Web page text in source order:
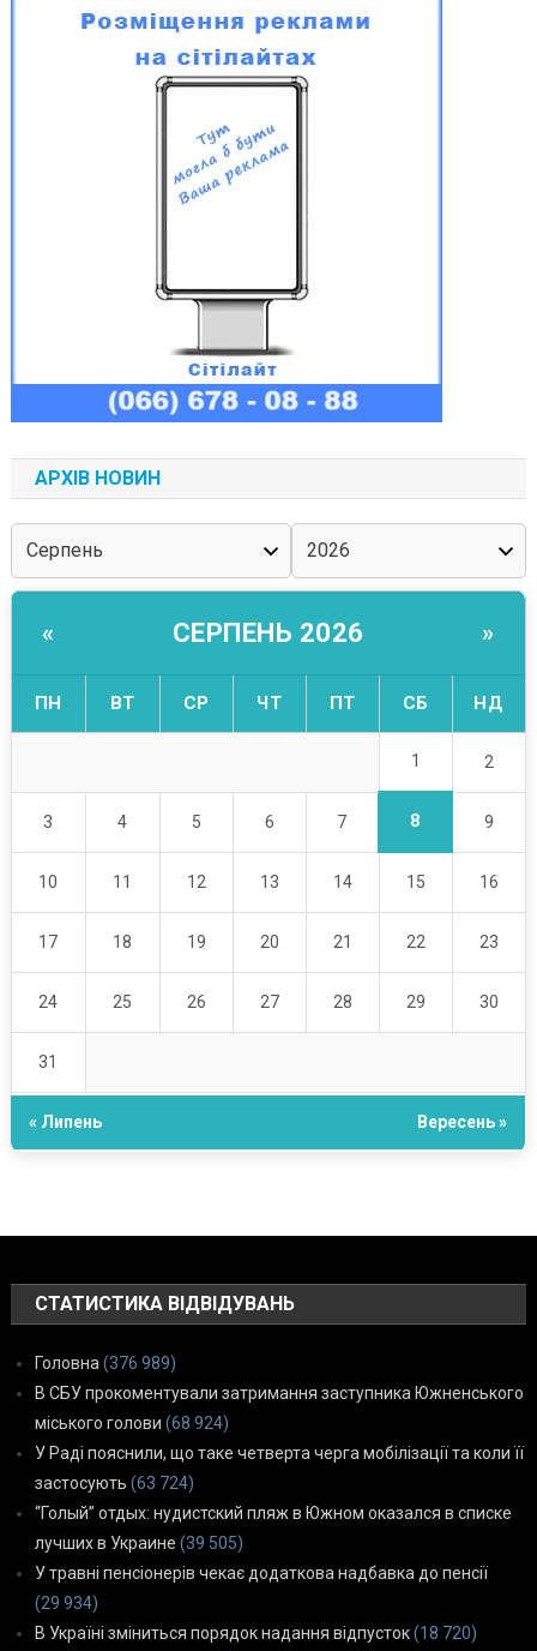
АРХІВ НОВИН
« СЕРПЕНЬ 2026 »
ПН ВТ СР ЧТ ПТ СБ НД
1 2
3 4 5 6 7 8 9
10 11 12 13 14 15 16
17 18 19 20 21 22 23
24 25 26 27 28 29 30
31
« Липень Вересень »
СТАТИСТИКА ВІДВІДУВАНЬ
Головна (376 989)
В СБУ прокоментували затримання заступника Южненського
міського голови (68 924)
У Раді пояснили, що таке четверта черга мобілізації та коли її
застосують (63 724)
“Голый” отдых: нудистский пляж в Южном оказался в списке
лучших в Украине (39 505)
У травні пенсіонерів чекає додаткова надбавка до пенсії
(29 934)
В Україні зміниться порядок надання відпусток(18 720)